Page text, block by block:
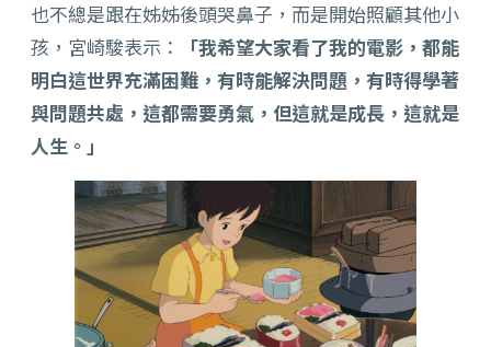
也不總是跟在姊姊後頭哭鼻子，而是開始照顧其他小
孩，宮崎駿表示：
「我希望大家看了我的電影，都能
明白這世界充滿困難，有時能解決問題，有時得學著
與問題共處，這都需要勇氣，但這就是成長，這就是
人生。」